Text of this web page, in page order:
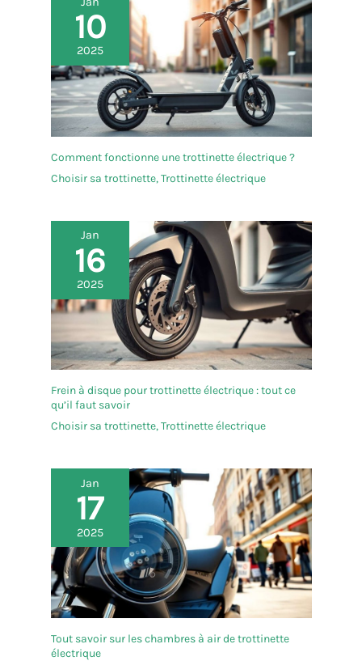
10
2025
Comment fonctionne une trottinette électrique ?
Choisir sa trottinette,Trottinette électrique
Jan
16
2025
Frein à disque pour trottinette électrique : tout ce
qu’il faut savoir
Choisir sa trottinette,Trottinette électrique
Jan
17
2025
Tout savoir sur les chambres à air de trottinette
électrique